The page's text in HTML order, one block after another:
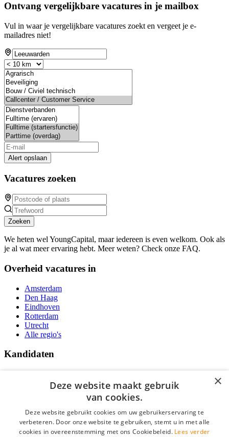
Ontvang vergelijkbare vacatures in je mailbox
Vul in waar je vergelijkbare vacatures zoekt en vergeet je e-
mailadres niet!
Alert opslaan
Vacatures zoeken
Zoeken
We heten wel YoungCapital, maar iedereen is even welkom. Ook als
je al wat meer ervaring hebt. Meer weten? Check onze FAQ.
Overheid vacatures in
Amsterdam
Den Haag
Eindhoven
Rotterdam
Utrecht
Alle regio's
Kandidaten
Vacatures
Over Vacatures Overheid Online
YoungCapital IOS App
YoungCapital Android App
×
Deze website maakt gebruik
van cookies.
Deze website gebruikt cookies om uw gebruikerservaring te
verbeteren. Door onze website te gebruiken, stemt u in met alle
cookies in overeenstemming met ons Cookiebeleid. Lees verder